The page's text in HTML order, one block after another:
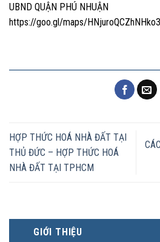
GIỚI THIỆU
UBND QUẬN PHÚ NHUẬN
https://goo.gl/maps/
HỢP THỨC HOÁ NHÀ ĐẤT TẠI
THỦ ĐỨC – HỢP THỨC HOÁ
NHÀ ĐẤT TẠI TPHCM